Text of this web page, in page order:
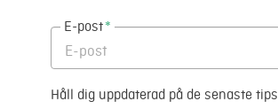
E-post*
Håll dig uppdaterad på de senaste